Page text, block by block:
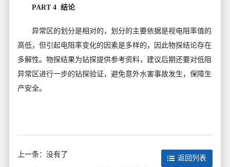
PART 4 结论
异常区的划分是相对的，划分的主要依据是视电阻率值的
高低，但引起电阻率变化的因素是多样的，因此物探结论存在
多解性。物探结果为钻探提供参考资料，建议后期还要对低阻
异常区进行一步的钻探验证，避免意外水害事故发生，保障生
产安全。
上一条： 没有了 返回列表